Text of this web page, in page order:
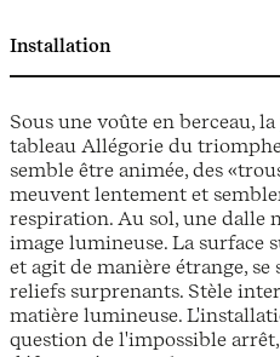
Installation
Sous une voûte en berceau,
tableau Allégorie du
semble être animée, des
meuvent lentement et
respiration. Au sol, une dalle
image lumineuse. La surface
et agit de manière étrange,
reliefs surprenants. Stèle
matière lumineuse.
question de l'impossible